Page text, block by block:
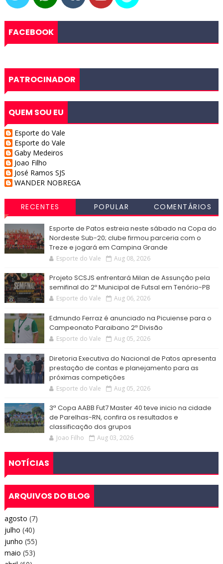
FACEBOOK
PATROCINADOR
QUEM SOU EU
Esporte do Vale
Esporte do Vale
Gaby Medeiros
Joao Filho
José Ramos SJS
WANDER NOBREGA
RECENTES POPULAR COMENTÁRIOS
Esporte de Patos estreia neste sábado na Copa do
Nordeste Sub-20; clube firmou parceria com o
Treze e jogará em Campina Grande
Esporte do Vale Aug 08, 2026
Projeto SCSJS enfrentará Milan de Assunção pela
semifinal do 2º Municipal de Futsal em Tenório-PB
Esporte do Vale Aug 06, 2026
Edmundo Ferraz é anunciado na Picuiense para o
Campeonato Paraibano 2ª Divisão
Esporte do Vale Aug 05, 2026
Diretoria Executiva do Nacional de Patos apresenta
prestação de contas e planejamento para as
próximas competições
Esporte do Vale Aug 05, 2026
3ª Copa AABB Fut7 Master 40 teve inicio na cidade
de Parelhas-RN, confira os resultados e
classificação dos grupos
Joao Filho Aug 03, 2026
NOTÍCIAS
ARQUIVOS DO BLOG
agosto (7)
julho (40)
junho (55)
maio (53)